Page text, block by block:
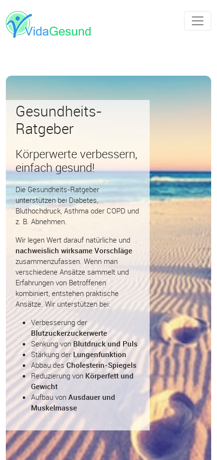
Gesundheits-
Ratgeber
Körperwerte verbessern,
einfach gesund!
Die Gesundheits-Ratgeber
unterstützen bei Diabetes,
Bluthochdruck, Asthma oder COPD und
z. B. Abnehmen.
Wir legen Wert darauf natürliche und
nachweislich wirksame Vorschläge
zusammenzufassen. Wenn man
verschiedene Ansätze sammelt und
Erfahrungen von Betroffenen
kombiniert, entstehen praktische
Ansätze. Wir unterstützen bei:
Verbesserung der
Blutzuckerzuckerwerte
Senkung vonBlutdruck und Puls
Stärkung der Lungenfunktion
Abbau desCholesterin-Spiegels
Reduzierung von Körperfett und
Gewicht
Aufbau von Ausdauer und
Muskelmasse